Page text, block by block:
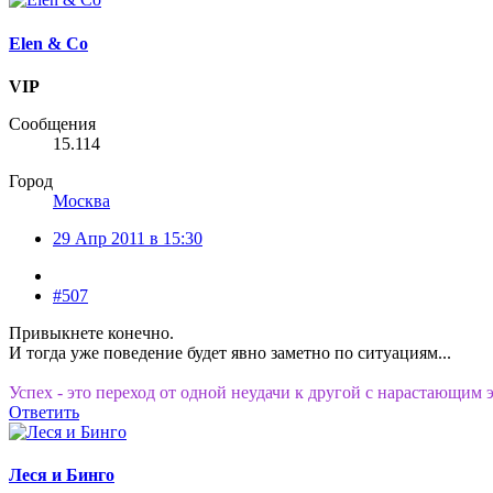
Elen & Co
VIP
Сообщения
15.114
Город
Москва
29 Апр 2011 в 15:30
#507
Привыкнете конечно.
И тогда уже поведение будет явно заметно по ситуациям...
Успех - это переход от одной неудачи к другой с нарастающим
Ответить
Леся и Бинго